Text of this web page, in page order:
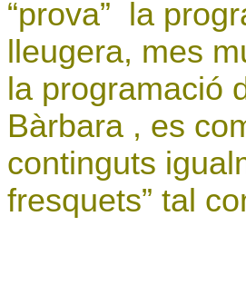
“prova”
la
lleugera, mes
la programació
Bàrbara , es
continguts
fresquets” tal